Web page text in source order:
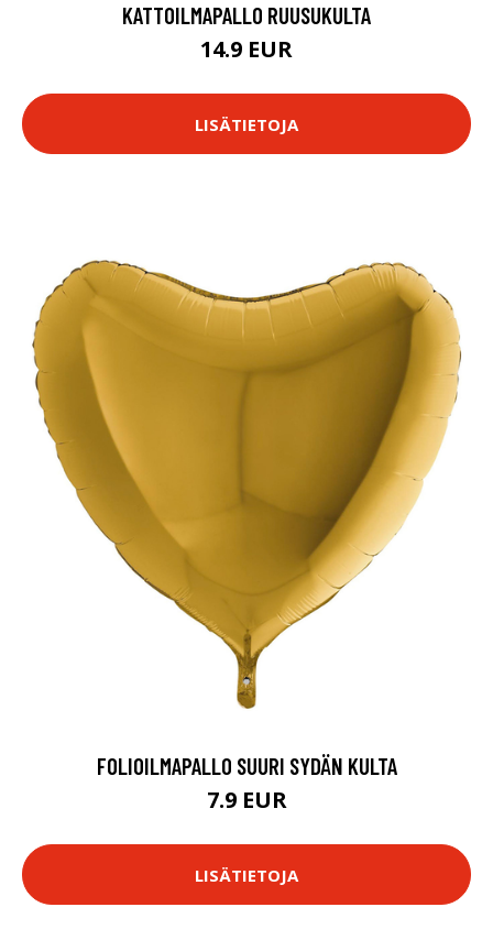
KATTOILMAPALLO RUUSUKULTA
14.9 EUR
LISÄTIETOJA
FOLIOILMAPALLO SUURI SYDÄN KULTA
7.9 EUR
LISÄTIETOJA